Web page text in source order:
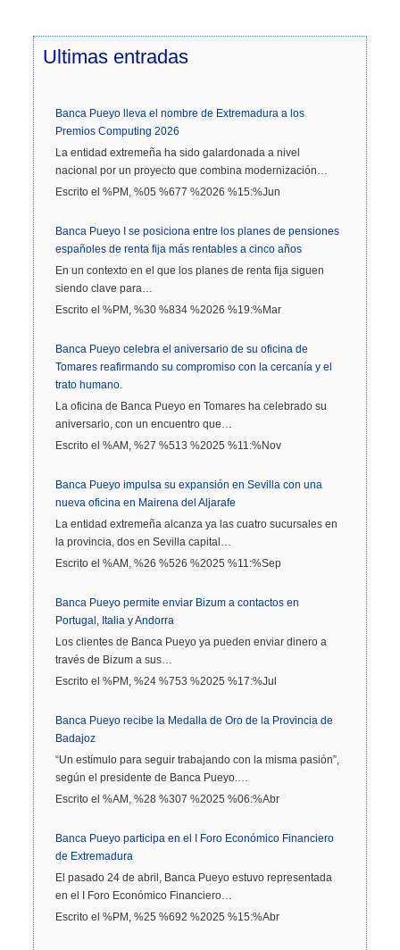
Ultimas entradas
Banca Pueyo lleva el nombre de Extremadura a los
Premios Computing 2026
La entidad extremeña ha sido galardonada a nivel
nacional por un proyecto que combina modernización…
Escrito el %PM, %05 %677 %2026 %15:%Jun
Banca Pueyo I se posiciona entre los planes de pensiones
españoles de renta fija más rentables a cinco años
En un contexto en el que los planes de renta fija siguen
siendo clave para…
Escrito el %PM, %30 %834 %2026 %19:%Mar
Banca Pueyo celebra el aniversario de su oficina de
Tomares reafirmando su compromiso con la cercanía y el
trato humano.
La oficina de Banca Pueyo en Tomares ha celebrado su
aniversario, con un encuentro que…
Escrito el %AM, %27 %513 %2025 %11:%Nov
Banca Pueyo impulsa su expansión en Sevilla con una
nueva oficina en Mairena del Aljarafe
La entidad extremeña alcanza ya las cuatro sucursales en
la provincia, dos en Sevilla capital…
Escrito el %AM, %26 %526 %2025 %11:%Sep
Banca Pueyo permite enviar Bizum a contactos en
Portugal, Italia y Andorra
Los clientes de Banca Pueyo ya pueden enviar dinero a
través de Bizum a sus…
Escrito el %PM, %24 %753 %2025 %17:%Jul
Banca Pueyo recibe la Medalla de Oro de la Provincia de
Badajoz
“Un estímulo para seguir trabajando con la misma pasión”,
según el presidente de Banca Pueyo.…
Escrito el %AM, %28 %307 %2025 %06:%Abr
Banca Pueyo participa en el I Foro Económico Financiero
de Extremadura
El pasado 24 de abril, Banca Pueyo estuvo representada
en el I Foro Económico Financiero…
Escrito el %PM, %25 %692 %2025 %15:%Abr